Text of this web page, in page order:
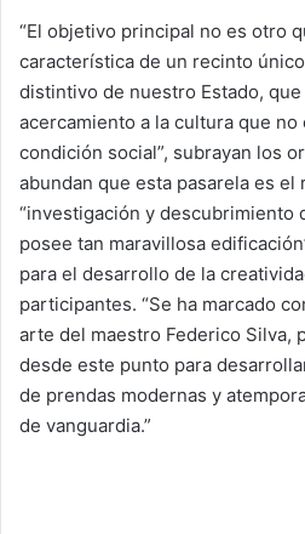
“El objetivo principal no es otro
característica de un recinto
distintivo de nuestro Estado,
acercamiento a la cultura que
condición social”, subrayan los
abundan que esta pasarela es
“investigación y descubrimiento
posee tan maravillosa
para el desarrollo de la
participantes. “Se ha marcado
arte del maestro Federico Silva,
desde este punto para
de prendas modernas y
de vanguardia.”